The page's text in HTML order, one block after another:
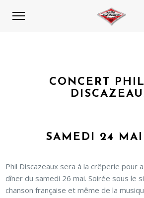
CONCERT
SAMEDI 24
Phil Discazeaux sera à la crêperie pour
dîner du samedi 26 mai. Soirée sous le
chanson française et même de la